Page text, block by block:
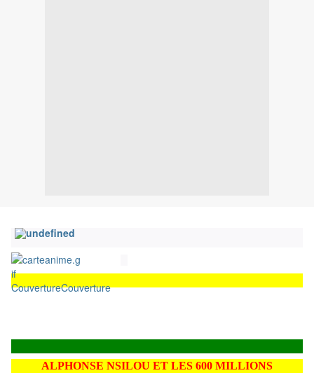
CouvertureCouverture
ALPHONSE NSILOU ET LES 600 MILLIONS